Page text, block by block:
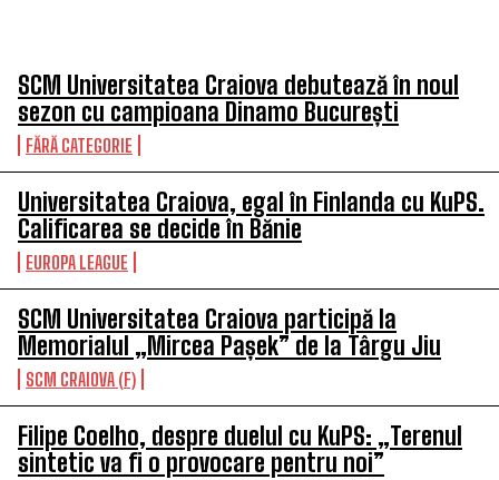
SCM Universitatea Craiova debutează în noul
sezon cu campioana Dinamo București
FĂRĂ CATEGORIE
Universitatea Craiova, egal în Finlanda cu KuPS.
Calificarea se decide în Bănie
EUROPA LEAGUE
SCM Universitatea Craiova participă la
Memorialul „Mircea Pașek” de la Târgu Jiu
SCM CRAIOVA (F)
Filipe Coelho, despre duelul cu KuPS: „Terenul
sintetic va fi o provocare pentru noi”